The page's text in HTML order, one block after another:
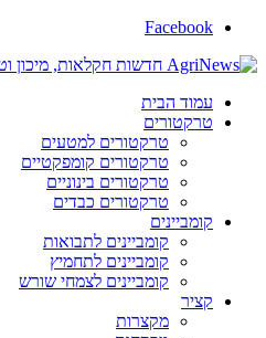
Facebook
עמוד הבית
טרקטורים
טרקטורים למטעים
טרקטורים קומפקטיים
טרקטורים בינוניים
טרקטורים כבדים
קומביינים
קומביינים לתבואות
קומביינים לתחמיץ
קומביינים לצמחי שורש
קציר
מקצרות